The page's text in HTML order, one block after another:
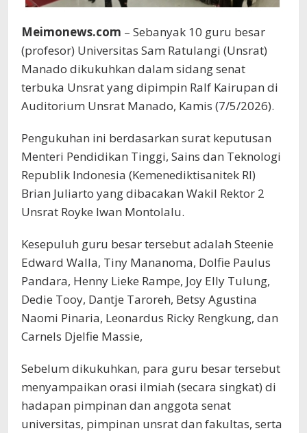
Meimonews.com – Sebanyak 10 guru besar
(profesor) Universitas Sam Ratulangi (Unsrat)
Manado dikukuhkan dalam sidang senat
terbuka Unsrat yang dipimpin Ralf Kairupan di
Auditorium Unsrat Manado, Kamis (7/5/2026).
Pengukuhan ini berdasarkan surat keputusan
Menteri Pendidikan Tinggi, Sains dan Teknologi
Republik Indonesia (Kemenediktisanitek RI)
Brian Juliarto yang dibacakan Wakil Rektor 2
Unsrat Royke Iwan Montolalu.
Kesepuluh guru besar tersebut adalah Steenie
Edward Walla, Tiny Mananoma, Dolfie Paulus
Pandara, Henny Lieke Rampe, Joy Elly Tulung,
Dedie Tooy, Dantje Taroreh, Betsy Agustina
Naomi Pinaria, Leonardus Ricky Rengkung, dan
Carnels Djelfie Massie,
Sebelum dikukuhkan, para guru besar tersebut
menyampaikan orasi ilmiah (secara singkat) di
hadapan pimpinan dan anggota senat
universitas, pimpinan unsrat dan fakultas, serta